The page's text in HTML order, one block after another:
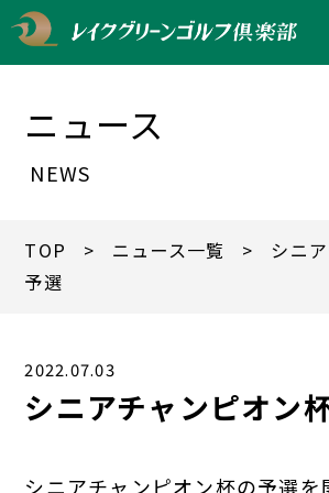
ニュース
NEWS
TOP > ニュース一覧
> シニア
予選
2022.07.03
シニアチャンピオン
シニアチャンピオン杯の予選を